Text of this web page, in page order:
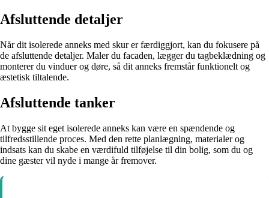
Afsluttende detaljer
Når dit isolerede anneks med skur er færdiggjort, kan du fokusere på
de afsluttende detaljer. Maler du facaden, lægger du tagbeklædning og
monterer du vinduer og døre, så dit anneks fremstår funktionelt og
æstetisk tiltalende.
Afsluttende tanker
At bygge sit eget isolerede anneks kan være en spændende og
tilfredsstillende proces. Med den rette planlægning, materialer og
indsats kan du skabe en værdifuld tilføjelse til din bolig, som du og
dine gæster vil nyde i mange år fremover.